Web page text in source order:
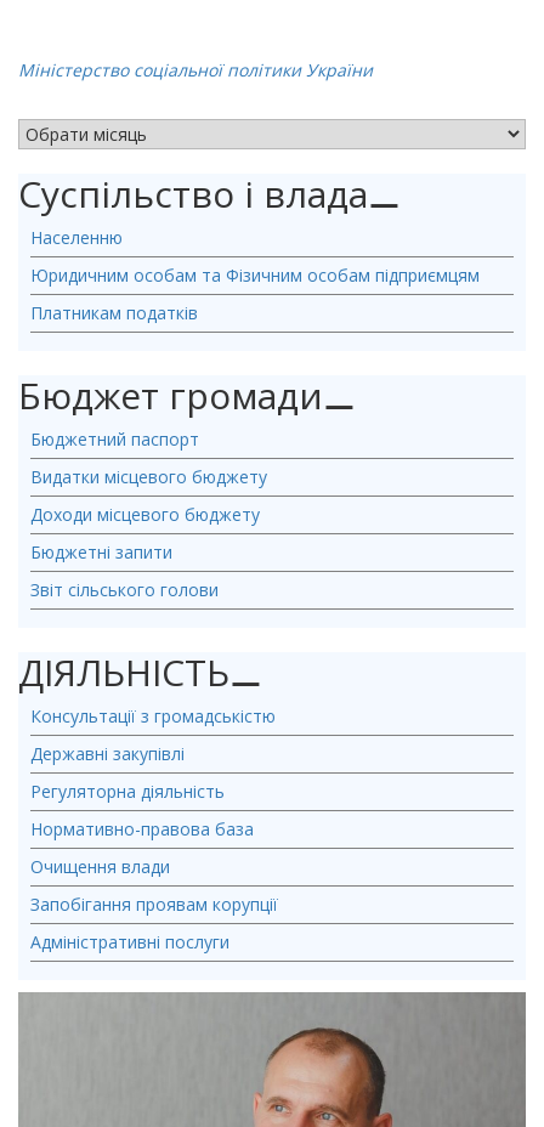
Міністерство соціальної політики України
Суспільство і влада⚊
Населенню
Юридичним особам та Фізичним особам підприємцям
Платникам податків
Бюджет громади⚊
Бюджетний паспорт
Видатки місцевого бюджету
Доходи місцевого бюджету
Бюджетні запити
Звіт сільського голови
ДІЯЛЬНІСТЬ⚊
Консультації з громадськістю
Державні закупівлі
Регуляторна діяльність
Нормативно-правова база
Очищення влади
Запобігання проявам корупції
Адміністративні послуги